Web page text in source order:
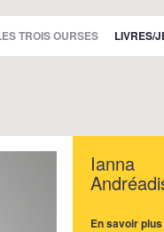
TROIS OURSES LIVRES/
Ianna
En savoir plus